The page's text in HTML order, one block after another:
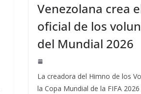
Venezolana crea
oficial de los
del Mundial 2026
La creadora del Himno de los
la Copa Mundial de la FIFA